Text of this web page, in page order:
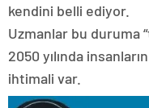
kendini belli ediyor.
Uzmanlar bu duruma
2050 yılında
ihtimali var.